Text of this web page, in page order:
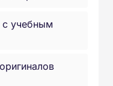
учебным